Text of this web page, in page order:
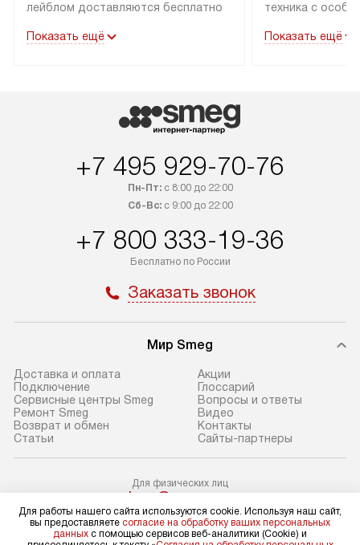
лейблом доставляются бесплатно
до подъезда. Доставка за пределы
маркировку «в наличии», может
быть отправлен покупателю
в Санкт-Петербург и другие
регионы осуществляется через
транспортные компании. После
доставляем заказ до офиса
транспортной компании в Москве.
доставки у менеджера при
В день, согласованный с вами,
упакованный товар до подъезда.
Если вам необходимо доставить
покупку до двери вашей квартиры
или места установки, пожалуйста,
с менеджером. За эту услугу будет
Обратите внимание на размеры
товара: например, если габариты
Показать ещё
техника с
коммуникациям.
подключения к
определяется в
в себя снятие
отдельных
запуск и
по
Показать ещё
+7 495 929-70-76
Пн-Пт:с 8:00 до 22:00
Сб-Вс:с 9:00 до 22:00
+7 800 333-19-36
Бесплатно по России
Заказать звонок
Мир Smeg
Доставка и оплата
Подключение
Сервисные центры Smeg
Ремонт Smeg
Возврат и обмен
Статьи
Акции
Глоссарий
Вопросы и ответы
Видео
Контакты
Сайты-партнеры
Для физических лиц
shop@sm-rus.ru
Для юридических лиц
business@kvalitet.company
Для работы нашего сайта используются cookie. Используя наш сайт,
вы предоставляете согласие на обработку ваших персональных
данных с помощью сервисов веб-аналитики (Cookie) и